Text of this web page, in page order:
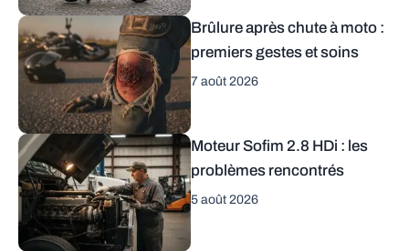
Brûlure après chute à moto :
premiers gestes et soins
7 août 2026
Moteur Sofim 2.8 HDi : les
problèmes rencontrés
5 août 2026